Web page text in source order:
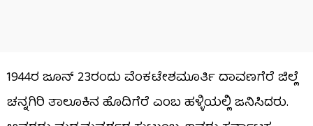
1944ರ ಜೂನ್ 23ರಂದು ವೆಂಕಟೇಶಮೂರ್ತಿ ದಾವಣಗೆರೆ ಜಿಲ್ಲೆ
ಚನ್ನಗಿರಿ ತಾಲೂಕಿನ ಹೊದಿಗೆರೆ ಎಂಬ ಹಳ್ಳಿಯಲ್ಲಿ ಜನಿಸಿದರು.